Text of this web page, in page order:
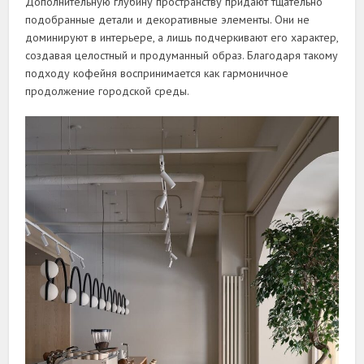
подобранные детали и декоративные элементы. Они не
доминируют в интерьере, а лишь подчеркивают его характер,
создавая целостный и продуманный образ. Благодаря такому
подходу кофейня воспринимается как гармоничное
продолжение городской среды.